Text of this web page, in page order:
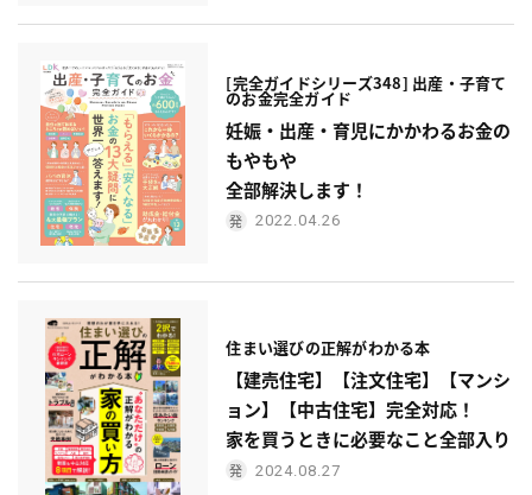
[完全ガイドシリーズ348] 出産・子育て
のお金完全ガイド
妊娠・出産・育児にかかわるお金の
もやもや
全部解決します！
2022.04.26
住まい選びの正解がわかる本
【建売住宅】【注文住宅】【マンシ
ョン】【中古住宅】完全対応！
家を買うときに必要なこと全部入り
2024.08.27